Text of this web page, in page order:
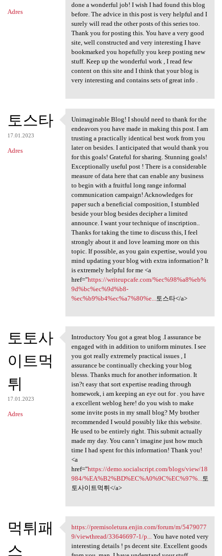
Adres
done a wonderful job! I wish I had found this blog
before. The advice in this post is very helpful and I
surely will read the other posts of this series too.
Thank you for posting this. You have a very good
site, well constructed and very interesting I have
bookmarked you hopefully you keep posting new
stuff. Keep up the wonderful work , I read few
content on this site and I think that your blog is
very interesting and contains sets of great info .
토스타
17.01.2023
Adres
Unimaginable Blog! I should
Unimaginable Blog! I should need to thank for the
endeavors you have made in making this post. I am
trusting a practically identical best work from you
later on besides. I anticipated that would thank you
for this goals! Grateful for sharing. Stunning goals!
Exceptionally useful post ! There is a considerable
measure of data here that can enable any business
to begin with a fruitful long range informal
communication campaign! Acknowledges for
paper such a beneficial composition, I stumbled
beside your blog besides decipher a limited
announce. I want your technique of inscription..
Thanks for taking the time to discuss this, I feel
strongly about it and love learning more on this
topic. If possible, as you gain expertise, would you
mind updating your blog with extra information? It
is extremely helpful for me <a
href="https://writeupcafe.com/%ec%98%a8%eb%
9d%bc%ec%9d%b8-
%ec%b9%b4%ec%a7%80%e...
토스타</a>
토토사
이트먹
튀
17.01.2023
Adres
Introductory You got a great
Introductory You got a great blog .I assurance be
engaged with in addition to uniform minutes. I see
you got really extremely practical issues , I
assurance be continually checking your blog
blesss. Thanks much for another information. It
isn?t easy that sort expertise reading through
homework, i am keeping an eye out for . you have
a excellent weblog here! do you wish to make
some invite posts in my small blog? My brother
recommended I would possibly like this website.
He used to be entirely right. This submit actually
made my day. You cann’t imagine just how much
time I had spent for this information! Thank you!
<a
href="https://demo.socialscript.com/blogs/view/18
984/%EA%B2%BD%EC%A0%9C%EC%97%...토
토사이트먹튀</a>
먹튀패
스
https://premisoletura.enjin
https://premisoletura.enjin.com/forum/m/5479077
9/viewthread/33646697-1/p...
You have noted very
interesting details ! ps decent site. Excellent goods